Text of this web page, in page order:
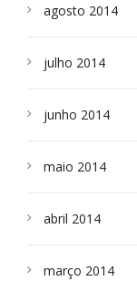
agosto 2014
julho 2014
junho 2014
maio 2014
abril 2014
março 2014